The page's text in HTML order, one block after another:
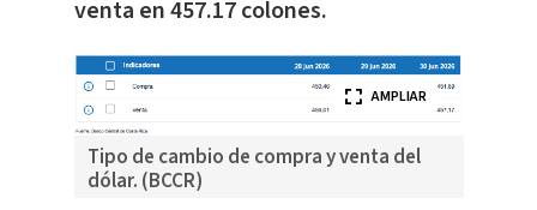
venta en 457.17 colones.
Tipo de cambio de compra y venta del
dólar. (BCCR)
AMPLIAR